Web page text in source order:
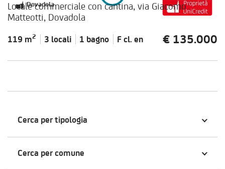
Dovadola
Locale commerciale con cantina, via Giacomo
Matteotti, Dovadola
119 m2 3 locali 1 bagno F cl. en € 135.000
Cerca per tipologia
Cerca per comune